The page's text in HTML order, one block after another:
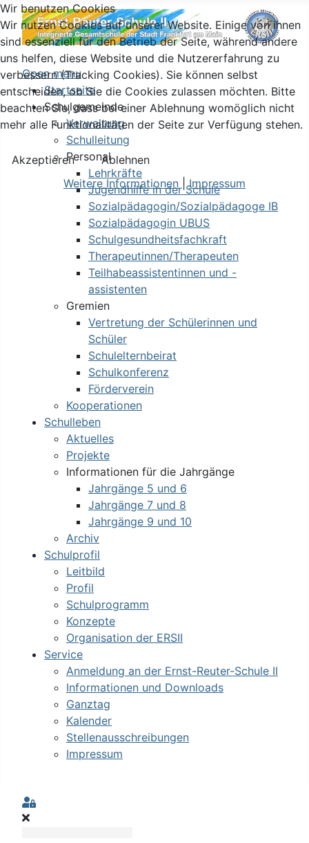
Open menu
Startseite
Schulgemeinde
Verwaltung
Schulleitung
Personal
Lehrkräfte
Jugendhilfe in der Schule
Sozialpädagogin/Sozialpädagoge IB
Sozialpädagogin UBUS
Schulgesundheitsfachkraft
Therapeutinnen/Therapeuten
Teilhabeassistentinnen und -
assistenten
Gremien
Vertretung der Schülerinnen und
Schüler
Schulelternbeirat
Schulkonferenz
Förderverein
Kooperationen
Schulleben
Aktuelles
Projekte
Informationen für die Jahrgänge
Jahrgänge 5 und 6
Jahrgänge 7 und 8
Jahrgänge 9 und 10
Archiv
Schulprofil
Leitbild
Profil
Schulprogramm
Konzepte
Organisation der ERSII
Service
Anmeldung an der Ernst-Reuter-Schule II
Informationen und Downloads
Ganztag
Kalender
Stellenausschreibungen
Impressum
Sign In
Wir benutzen Cookies
Wir nutzen Cookies auf unserer Website. Einige von ihnen
sind essenziell für den Betrieb der Seite, während andere
uns helfen, diese Website und die Nutzererfahrung zu
verbessern (Tracking Cookies). Sie können selbst
entscheiden, ob Sie die Cookies zulassen möchten. Bitte
beachten Sie, dass bei einer Ablehnung womöglich nicht
mehr alle Funktionalitäten der Seite zur Verfügung stehen.
Akzeptieren
Ablehnen
Weitere Informationen |Impressum